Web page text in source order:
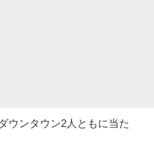
ウンタウン2人ともに当た